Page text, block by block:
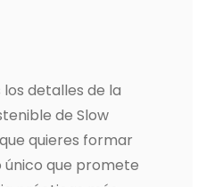
detalles de la
de Slow
quieres formar
que promete